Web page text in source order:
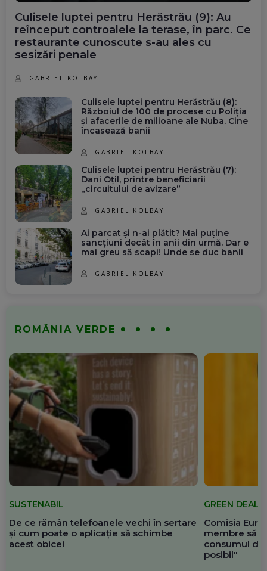
Culisele luptei pentru Herăstrău (9): Au
reînceput controalele la terase, în parc. Ce
restaurante cunoscute s-au ales cu
sesizări penale
GABRIEL KOLBAY
Culisele luptei pentru Herăstrău (8):
Războiul de 100 de procese cu Poliția
și afacerile de milioane ale Nuba. Cine
încasează banii
GABRIEL KOLBAY
Culisele luptei pentru Herăstrău (7):
Dani Oțil, printre beneficiarii
„circuitului de avizare”
GABRIEL KOLBAY
Ai parcat și n-ai plătit? Mai puține
sancțiuni decât în anii din urmă. Dar e
mai greu să scapi! Unde se duc banii
GABRIEL KOLBAY
ROMÂNIA VERDE
SUSTENABIL
De ce rămân telefoanele vechi în sertare
și cum poate o aplicație să schimbe
acest obicei
GREEN DEAL
Comisia
membre să
consumul de
posibil"